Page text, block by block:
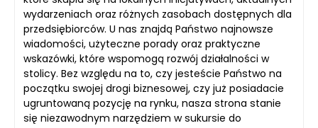
wydarzeniach oraz różnych zasobach dostępnych dla
przedsiębiorców. U nas znajdą Państwo najnowsze
wiadomości, użyteczne porady oraz praktyczne
wskazówki, które wspomogą rozwój działalności w
stolicy. Bez względu na to, czy jesteście Państwo na
początku swojej drogi biznesowej, czy już posiadacie
ugruntowaną pozycję na rynku, nasza strona stanie
się niezawodnym narzędziem w sukursie do